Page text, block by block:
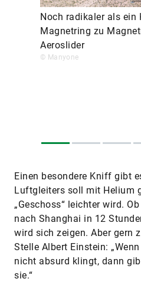
Noch radikaler als ein
Magnetring zu
Aeroslider
© Manyone
Einen besondere Kniff gibt
Luftgleiters soll mit Helium
„Geschoss“ leichter wird.
nach Shanghai in 12
wird sich zeigen. Aber gern
Stelle Albert Einstein:
nicht absurd klingt, dann
sie.“